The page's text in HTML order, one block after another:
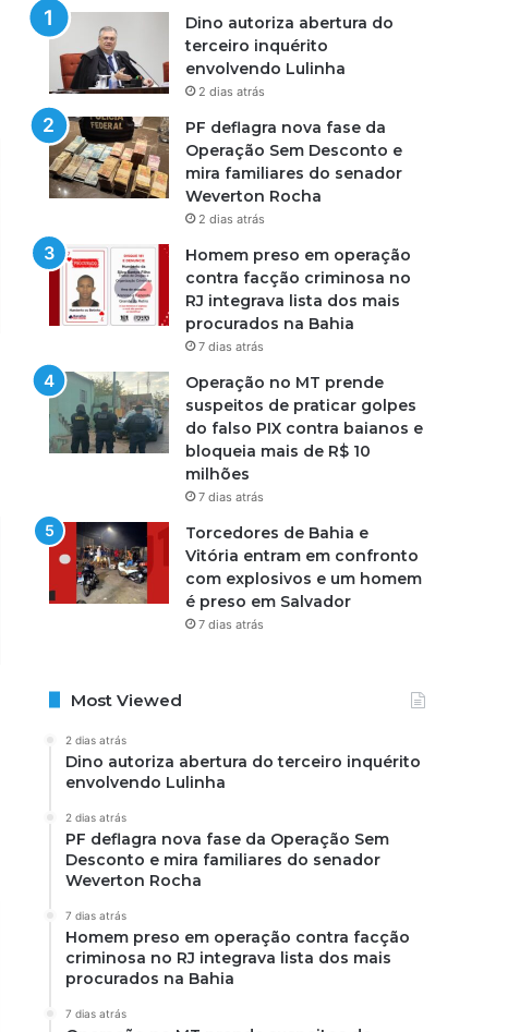
Dino autoriza abertura do
terceiro inquérito
envolvendo Lulinha
2 dias atrás
PF deflagra nova fase da
Operação Sem Desconto e
mira familiares do senador
Weverton Rocha
2 dias atrás
Homem preso em operação
contra facção criminosa no
RJ integrava lista dos mais
procurados na Bahia
7 dias atrás
Operação no MT prende
suspeitos de praticar golpes
do falso PIX contra baianos e
bloqueia mais de R$ 10
milhões
7 dias atrás
Torcedores de Bahia e
Vitória entram em confronto
com explosivos e um homem
é preso em Salvador
7 dias atrás
Most Viewed
2 dias atrás
Dino autoriza abertura do terceiro inquérito
envolvendo Lulinha
2 dias atrás
PF deflagra nova fase da Operação Sem
Desconto e mira familiares do senador
Weverton Rocha
7 dias atrás
Homem preso em operação contra facção
criminosa no RJ integrava lista dos mais
procurados na Bahia
7 dias atrás